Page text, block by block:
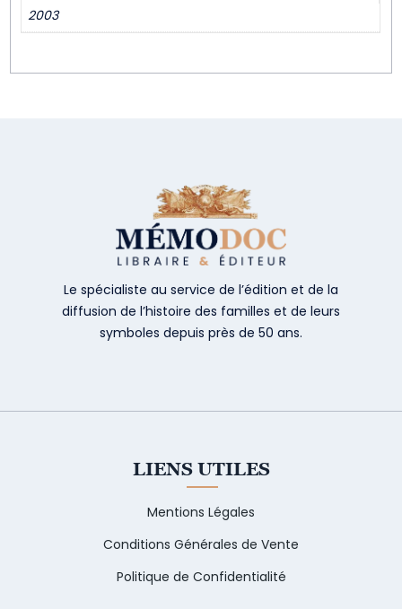
2003
Le spécialiste au service de l’édition et de la
diffusion de l’histoire des familles et de leurs
symboles depuis près de 50 ans.
LIENS UTILES
Mentions Légales
Conditions Générales de Vente
Politique de Confidentialité